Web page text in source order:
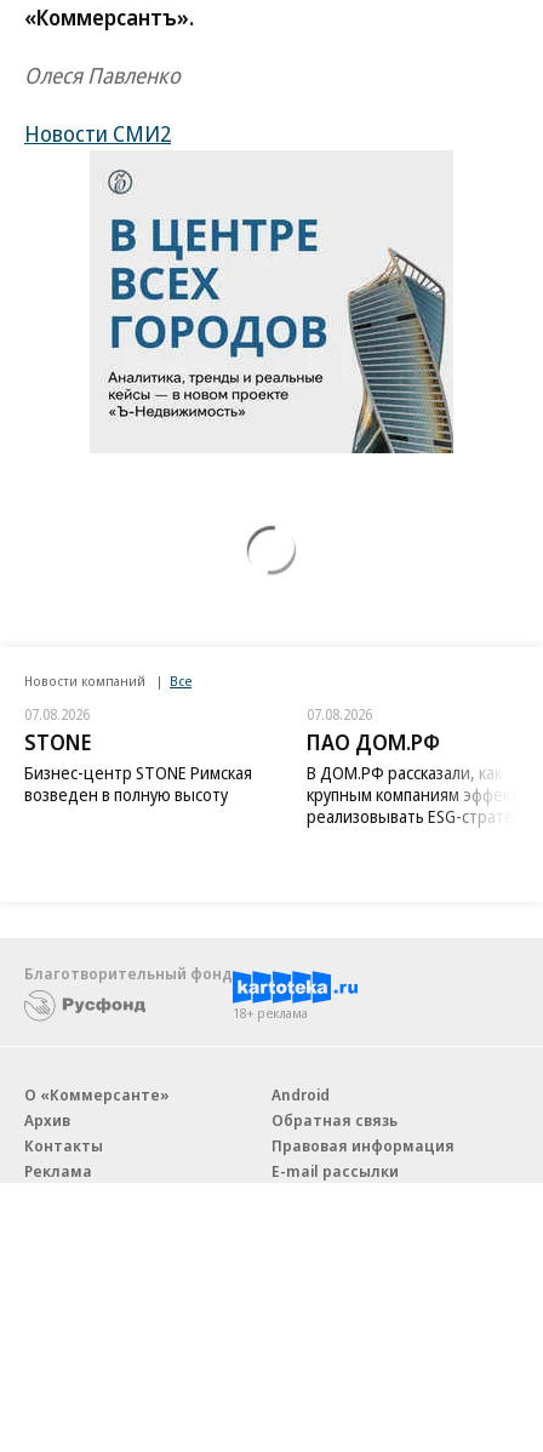
«Коммерсантъ».
Олеся Павленко
Новости СМИ2
Новости компаний Все
07.08.2026
STONE
Бизнес-центр STONE Римская
возведен в полную высоту
07.08.2026
ПАО ДОМ.РФ
В ДОМ.РФ рассказали, как
крупным компаниям
реализовывать ESG-стратегию
Благотворительный фонд
18+ реклама
О «Коммерсанте»
Архив
Контакты
Реклама
Android
Обратная связь
Правовая информация
E-mail рассылки